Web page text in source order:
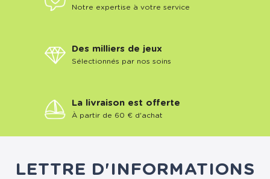
Notre expertise à votre service
Des milliers de jeux
Sélectionnés par nos soins
La livraison est offerte
À partir de 60 € d'achat
LETTRE D'INFORMATIONS